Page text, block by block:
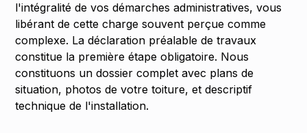
l'intégralité de vos démarches administratives, vous
libérant de cette charge souvent perçue comme
complexe. La déclaration préalable de travaux
constitue la première étape obligatoire. Nous
constituons un dossier complet avec plans de
situation, photos de votre toiture, et descriptif
technique de l'installation.